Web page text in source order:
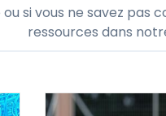
si vous ne savez
ressources dans